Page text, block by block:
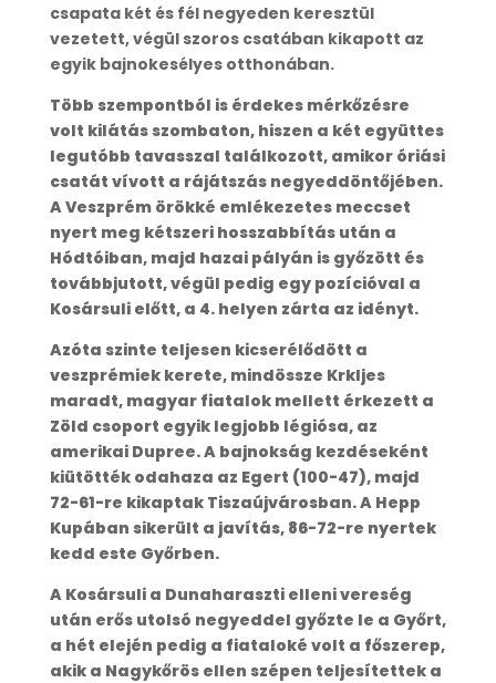
csapata két és fél negyeden keresztül
vezetett, végül szoros csatában kikapott az
egyik bajnokesélyes otthonában.
Több szempontból is érdekes mérkőzésre
volt kilátás szombaton, hiszen a két együttes
legutóbb tavasszal találkozott, amikor óriási
csatát vívott a rájátszás negyeddöntőjében.
A Veszprém örökké emlékezetes meccset
nyert meg kétszeri hosszabbítás után a
Hódtóiban, majd hazai pályán is győzött és
továbbjutott, végül pedig egy pozícióval a
Kosársuli előtt, a 4. helyen zárta az idényt.
Azóta szinte teljesen kicserélődött a
veszprémiek kerete, mindössze Krkljes
maradt, magyar fiatalok mellett érkezett a
Zöld csoport egyik legjobb légiósa, az
amerikai Dupree. A bajnokság kezdéseként
kiütötték odahaza az Egert (100-47), majd
72-61-re kikaptak Tiszaújvárosban. A Hepp
Kupában sikerült a javítás, 86-72-re nyertek
kedd este Győrben.
A Kosársuli a Dunaharaszti elleni vereség
után erős utolsó negyeddel győzte le a Győrt,
a hét elején pedig a fiataloké volt a főszerep,
akik a Nagykőrös ellen szépen teljesítettek a